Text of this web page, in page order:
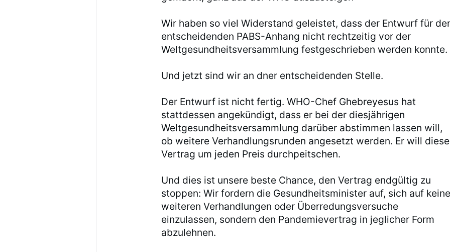
Wir haben so viel Widerstand geleistet, dass der Entwurf für
entscheidenden PABS-Anhang nicht rechtzeitig vor der
Weltgesundheitsversammlung festgeschrieben werden konnte.
Und jetzt sind wir an dner entscheidenden Stelle.
Der Entwurf ist nicht fertig. WHO-Chef Ghebreyesus hat
stattdessen angekündigt, dass er bei der diesjährigen
Weltgesundheitsversammlung darüber abstimmen lassen will,
ob weitere Verhandlungsrunden angesetzt werden. Er will
Vertrag um jeden Preis durchpeitschen.
Und dies ist unsere beste Chance, den Vertrag endgültig zu
stoppen: Wir fordern die Gesundheitsminister auf, sich auf keine
weiteren Verhandlungen oder Überredungsversuche
einzulassen, sondern den Pandemievertrag in jeglicher Form
abzulehnen.